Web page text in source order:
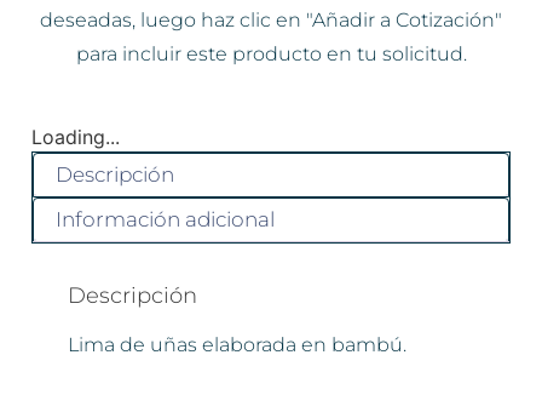
deseadas, luego haz clic en "Añadir a Cotización"
para incluir este producto en tu solicitud.
Loading...
Descripción
Información adicional
Descripción
Lima de uñas elaborada en bambú.